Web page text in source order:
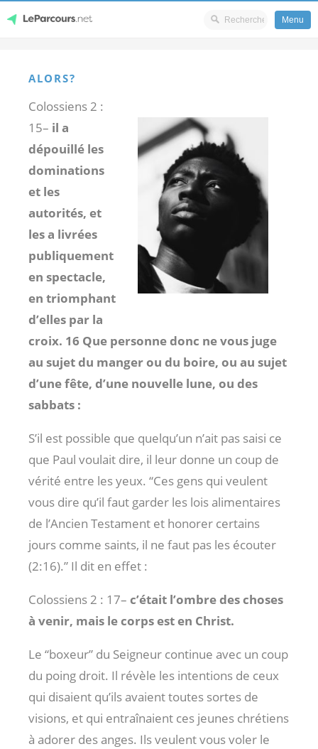
content
Menu
ALORS?
Colossiens 2 :
15– il a
dépouillé les
dominations
et les
autorités, et
les a livrées
publiquement
en spectacle,
en triomphant
d’elles par la
croix. 16 Que personne donc ne vous juge
au sujet du manger ou du boire, ou au sujet
d’une fête, d’une nouvelle lune, ou des
sabbats :
S’il est possible que quelqu’un n’ait pas saisi ce
que Paul voulait dire, il leur donne un coup de
vérité entre les yeux. “Ces gens qui veulent
vous dire qu’il faut garder les lois alimentaires
de l’Ancien Testament et honorer certains
jours comme saints, il ne faut pas les écouter
(2:16).” Il dit en effet :
Colossiens 2 : 17– c’était l’ombre des choses
à venir, mais le corps est en Christ.
Le “boxeur” du Seigneur continue avec un coup
du poing droit. Il révèle les intentions de ceux
qui disaient qu’ils avaient toutes sortes de
visions, et qui entraînaient ces jeunes chrétiens
à adorer des anges. Ils veulent vous voler le